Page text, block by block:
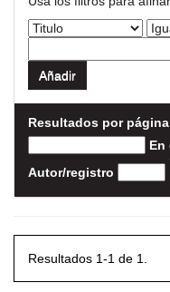
Resultados por página
En
Autor/registro
Resultados 1-1 de 1.